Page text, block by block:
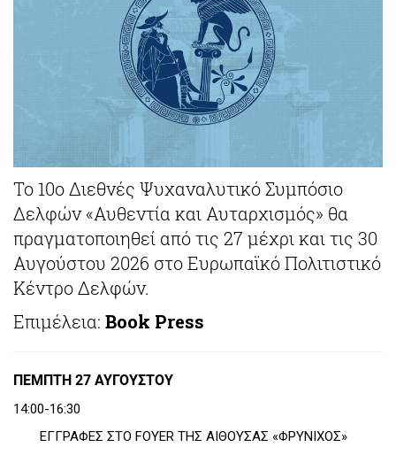
Το 10ο Διεθνές Ψυχαναλυτικό Συμπόσιο
Δελφών «Αυθεντία και Αυταρχισμός» θα
πραγματοποιηθεί από τις 27 μέχρι και τις 30
Αυγούστου 2026 στο Ευρωπαϊκό Πολιτιστικό
Κέντρο Δελφών.
Επιμέλεια: Book Press
ΠΕΜΠΤΗ 27 ΑΥΓΟΥΣΤΟΥ
14:00-16:30
ΕΓΓΡΑΦΕΣ ΣΤΟ FOYER ΤΗΣ ΑΙΘΟΥΣΑΣ «ΦΡΥΝΙΧΟΣ»